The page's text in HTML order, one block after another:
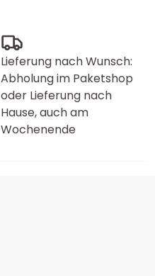
Lieferung nach Wunsch:
Abholung im Paketshop
oder Lieferung nach
Hause, auch am
Wochenende